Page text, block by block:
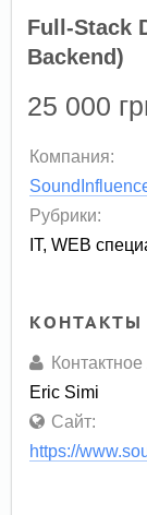
Full-Stack
Backend)
25 000
Компания:
Рубрики:
IT, WEB
КОНТАКТЫ
Eric Simi
Сайт:
https://